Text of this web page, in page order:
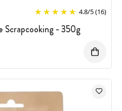
4.8/5(16)
Scrapcooking - 350g